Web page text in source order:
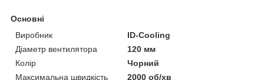
Основні
Виробник
ID-Cooling
Діаметр вентилятора
120 мм
Колір
Чорний
Максимальна швидкість
2000 об/хв